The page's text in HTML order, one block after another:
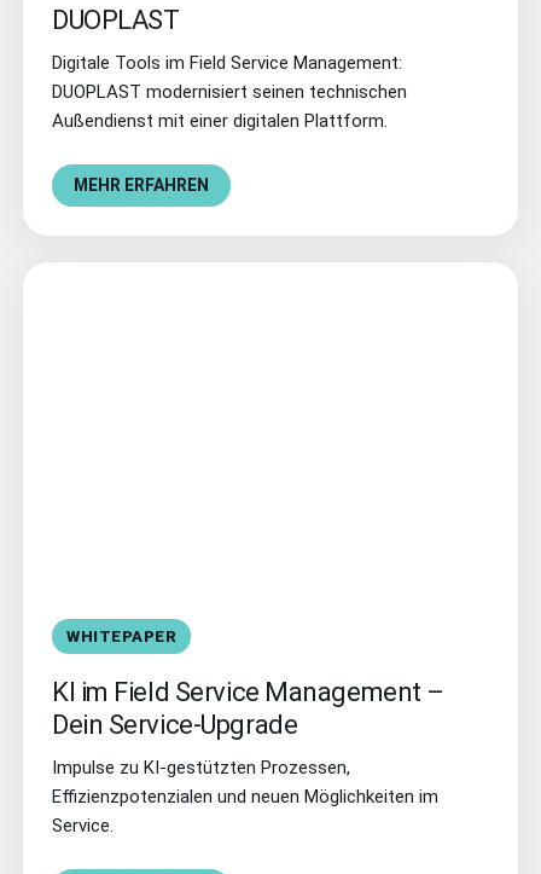
DUOPLAST
Digitale Tools im Field Service Management:
DUOPLAST modernisiert seinen technischen
Außendienst mit einer digitalen Plattform.
MEHR ERFAHREN
WHITEPAPER
KI im Field Service Management –
Dein Service-Upgrade
Impulse zu KI-gestützten Prozessen,
Effizienzpotenzialen und neuen Möglichkeiten im
Service.